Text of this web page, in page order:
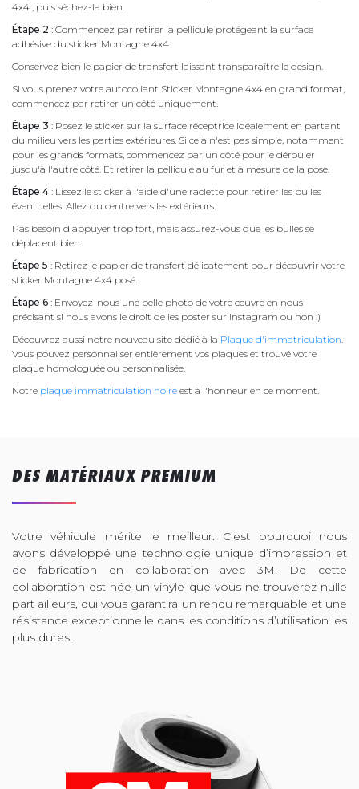
4x4 , puis séchez-la bien.
Étape 2 : Commencez par retirer la pellicule protégeant la surface
adhésive du sticker Montagne 4x4
Conservez bien le papier de transfert laissant transparaître le design.
Si vous prenez votre autocollant Sticker Montagne 4x4 en grand format,
commencez par retirer un côté uniquement.
Étape 3 : Posez le sticker sur la surface réceptrice idéalement en partant
du milieu vers les parties extérieures. Si cela n'est pas simple, notamment
pour les grands formats, commencez par un côté pour le dérouler
jusqu'à l'autre côté. Et retirer la pellicule au fur et à mesure de la pose.
Étape 4 : Lissez le sticker à l'aide d'une raclette pour retirer les bulles
éventuelles. Allez du centre vers les extérieurs.
Pas besoin d'appuyer trop fort, mais assurez-vous que les bulles se
déplacent bien.
Étape 5 : Retirez le papier de transfert délicatement pour découvrir votre
sticker Montagne 4x4 posé.
Étape 6 : Envoyez-nous une belle photo de votre œuvre en nous
précisant si nous avons le droit de les poster sur instagram ou non :)
Découvrez aussi notre nouveau site dédié à la Plaque d'immatriculation.
Vous pouvez personnaliser entièrement vos plaques et trouvé votre
plaque homologuée ou personnalisée.
Notre plaque immatriculation noire est à l'honneur en ce moment.
DES MATÉRIAUX PREMIUM
Votre véhicule mérite le meilleur. C’est pourquoi nous
avons développé une technologie unique d’impression et
de fabrication en collaboration avec 3M. De cette
collaboration est née un vinyle que vous ne trouverez nulle
part ailleurs, qui vous garantira un rendu remarquable et une
résistance exceptionnelle dans les conditions d’utilisation les
plus dures.